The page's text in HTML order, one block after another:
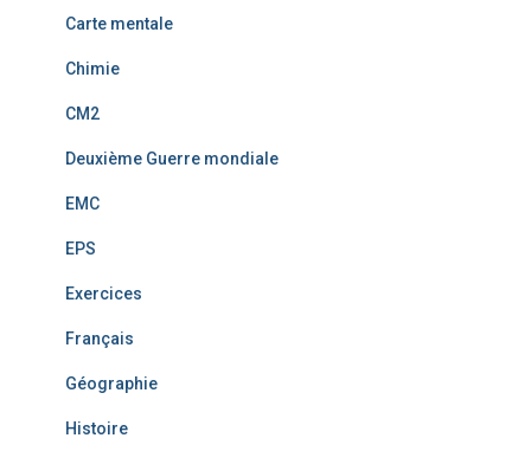
Carte mentale
Chimie
CM2
Deuxième Guerre mondiale
EMC
EPS
Exercices
Français
Géographie
Histoire